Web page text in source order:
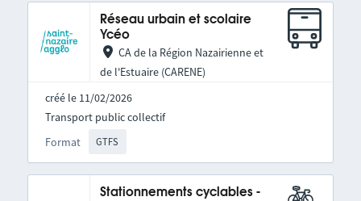
Réseau urbain et scolaire
Ycéo
CA de la Région Nazairienne et
de l'Estuaire (CARENE)
créé le 11/02/2026
Format GTFS
Transport public collectif
Stationnements cyclables -